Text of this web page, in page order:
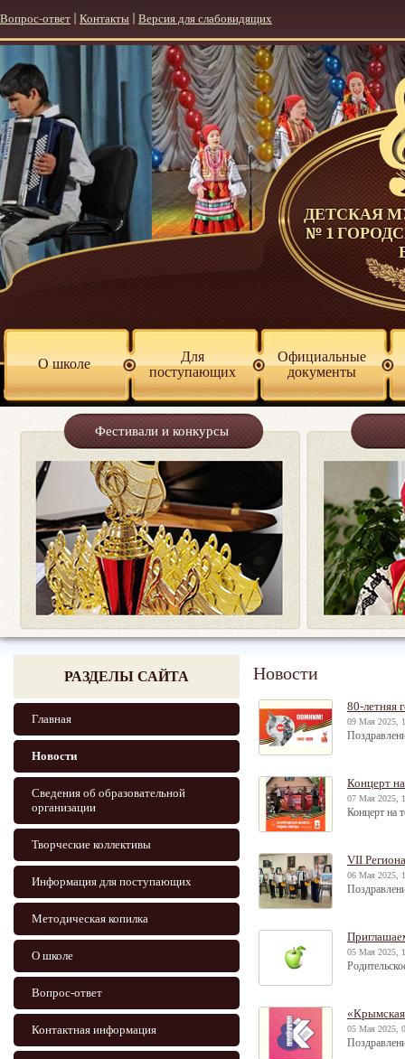
ДЕТСКАЯ
№ 1
Вопрос-ответ Контакты Версия для слабовидящих
О школе
Для
поступающих
Официальные
документы
Фестивали и конкурсы
РАЗДЕЛЫ САЙТА
Главная
Новости
Сведения об образовательной
организации
Творческие коллективы
Информация для поступающих
Методическая копилка
О школе
Вопрос-ответ
Контактная информация
Новости
80-летняя
09 Мая 2025,
Концерт
07 Мая 2025,
Концерт на
VII
06 Мая 2025,
05 Мая 2025,
05 Мая 2025,